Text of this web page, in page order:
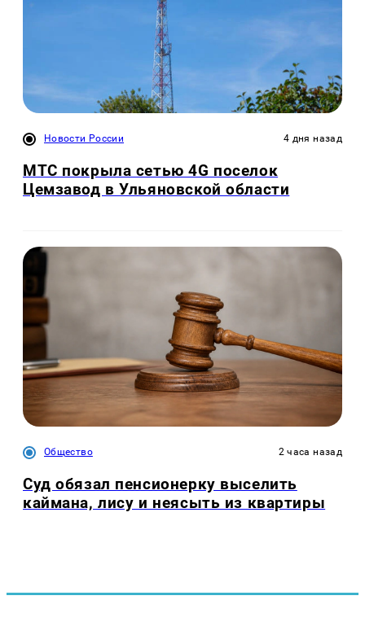
Новости России 4 дня назад
МТС покрыла сетью 4G поселок
Цемзавод в Ульяновской области
Общество 2 часа назад
Суд обязал пенсионерку выселить
каймана, лису и неясыть из квартиры